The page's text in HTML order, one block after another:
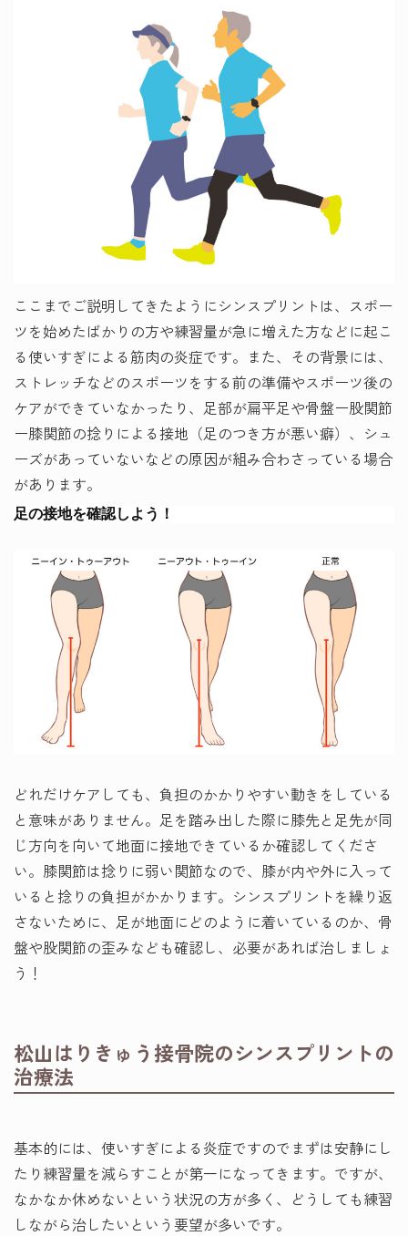
ここまでご説明してきたようにシンスプリントは、スポー
ツを始めたばかりの方や練習量が急に増えた方などに起こ
る使いすぎによる筋肉の炎症です。また、その背景には、
ストレッチなどのスポーツをする前の準備やスポーツ後の
ケアができていなかったり、足部が扁平足や骨盤ー股関節
ー膝関節の捻りによる接地（足のつき方が悪い癖）、シュ
ーズがあっていないなどの原因が組み合わさっている場合
があります。
足の接地を確認しよう！
どれだけケアしても、負担のかかりやすい動きをしている
と意味がありません。足を踏み出した際に膝先と足先が同
じ方向を向いて地面に接地できているか確認してくださ
い。膝関節は捻りに弱い関節なので、膝が内や外に入って
いると捻りの負担がかかります。シンスプリントを繰り返
さないために、足が地面にどのように着いているのか、骨
盤や股関節の歪みなども確認し、必要があれば治しましょ
う！
松山はりきゅう接骨院のシンスプリントの
治療法
基本的には、使いすぎによる炎症ですのでまずは安静にし
たり練習量を減らすことが第一になってきます。ですが、
なかなか休めないという状況の方が多く、どうしても練習
しながら治したいという要望が多いです。